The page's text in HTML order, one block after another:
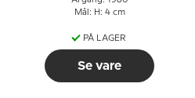
Mål: H: 4 cm
PÅ LAGER
Se vare